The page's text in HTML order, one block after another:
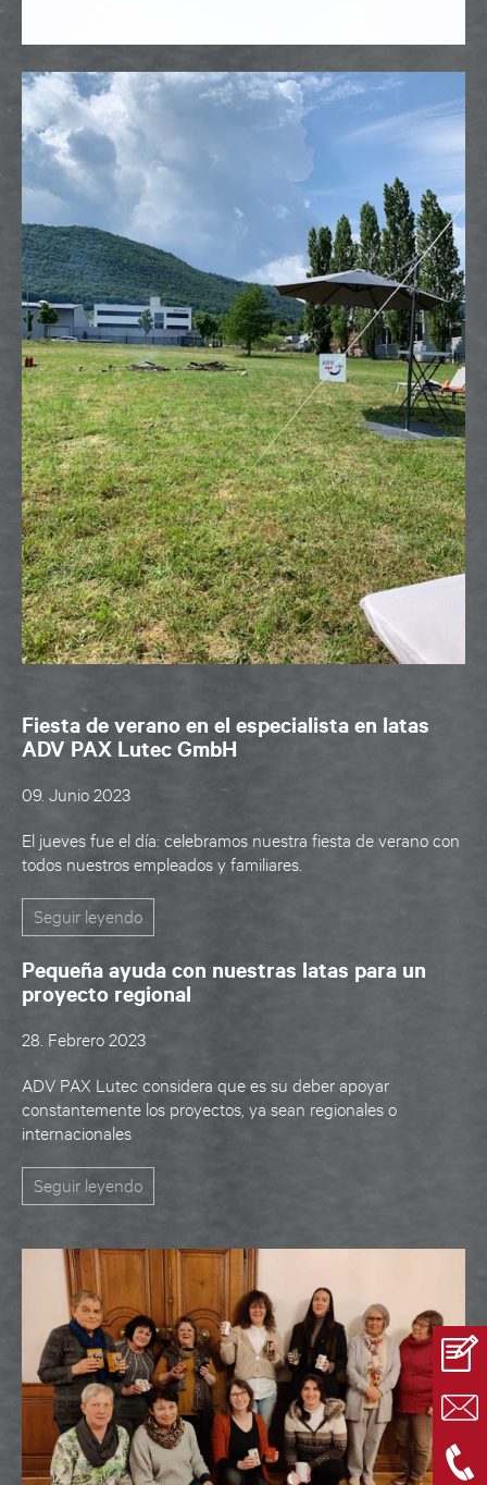
Fiesta de verano en el especialista en latas
ADV PAX Lutec GmbH
09. Junio 2023
El jueves fue el día: celebramos nuestra fiesta de verano con
todos nuestros empleados y familiares.
Seguir leyendo
Pequeña ayuda con nuestras latas para un
proyecto regional
28. Febrero 2023
ADV PAX Lutec considera que es su deber apoyar
constantemente los proyectos, ya sean regionales o
internacionales
Seguir leyendo